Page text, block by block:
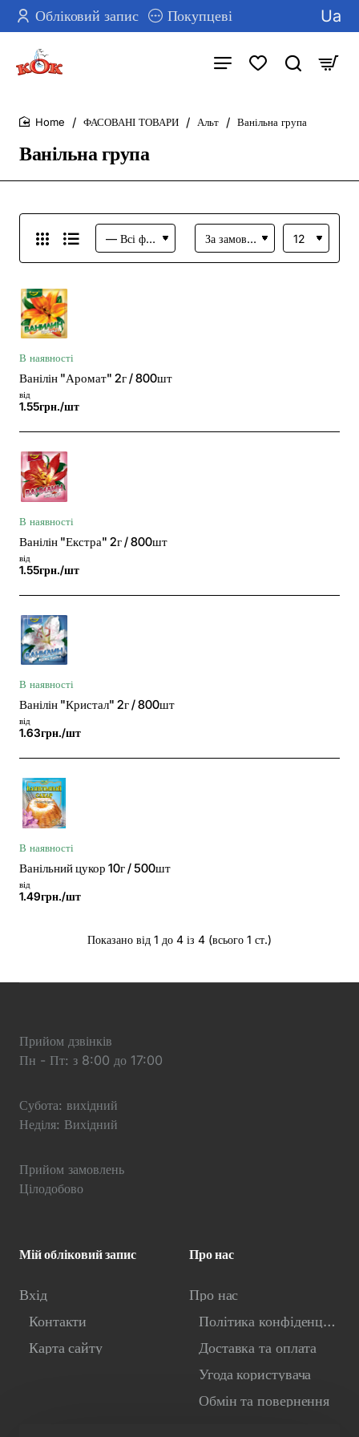
Обліковий запис Покупцеві Ua
Ванільна група
ФАСОВАНІ ТОВАРИ Альт Ванільна група
В наявності
Ванілін "Аромат" 2г / 800шт
від
1.55грн./шт
В наявності
Ванілін "Екстра" 2г / 800шт
від
1.55грн./шт
В наявності
Ванілін "Кристал" 2г / 800шт
від
1.63грн./шт
В наявності
Ванільний цукор 10г / 500шт
від
1.49грн./шт
Показано від 1 до 4 із 4 (всього 1 ст.)
Прийом дзвінків
Пн - Пт: з 8:00 до 17:00
Субота: вихідний
Неділя: Вихідний
Прийом замовлень
Цілодобово
Мій обліковий запис
Вхід
Контакти
Карта сайту
Про нас
Про нас
Політика конфіденційності
Доставка та оплата
Угода користувача
Обмін та повернення